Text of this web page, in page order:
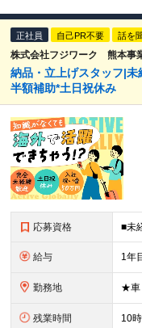
正社員 自己PR不要 話を
株式会社フジワーク 熊本事
納品・立上げスタッフ|
半額補助*土日祝休み
応募資格
給与
勤務地
残業時間 10